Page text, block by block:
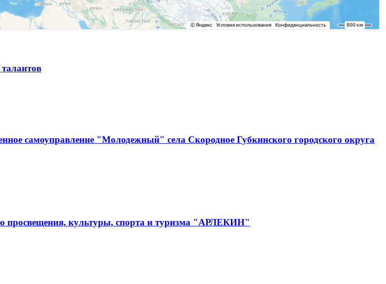
самоуправление "Молодежный" села Скородное Губкинского городского округа
просвещения, культуры, спорта и туризма "АРЛЕКИН"